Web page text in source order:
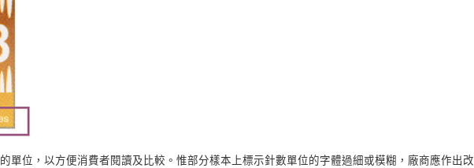
單位，以方便消費者閱讀及比較。惟部分樣本上標示針數單位的字體過細或模糊，廠商應作出改